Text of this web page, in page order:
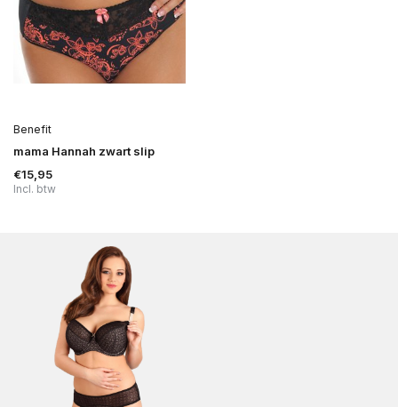
Benefit
mama Hannah zwart slip
€15,95
Incl. btw